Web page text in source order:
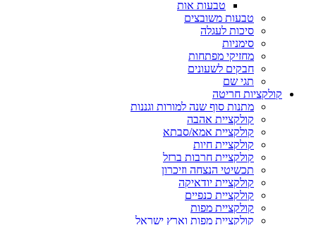
טבעות אות
טבעות משובצים
סיכות לעגלה
סימניות
מחזיקי מפתחות
חבקים לשעונים
תגי שם
קולקציות חריטה
מתנות סוף שנה למורות וגננות
קולקציית אהבה
קולקציית אמא/סבתא
קולקציית חיות
קולקציית חרבות ברזל
תכשיטי הנצחה וזיכרון
קולקציית יודאיקה
קולקציית כנפיים
קולקציית מפות
קולקציית מפות וארץ ישראל